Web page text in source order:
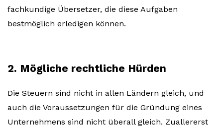
fachkundige Übersetzer, die diese Aufgaben
bestmöglich erledigen können.
2. Mögliche rechtliche Hürden
Die Steuern sind nicht in allen Ländern gleich, und
auch die Voraussetzungen für die Gründung eines
Unternehmens sind nicht überall gleich. Zuallererst